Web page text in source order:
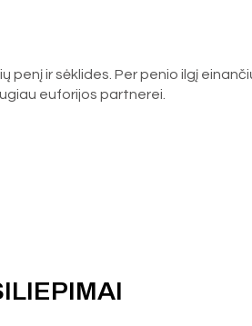
ir sėklides. Per penio ilgį
euforijos partnerei.